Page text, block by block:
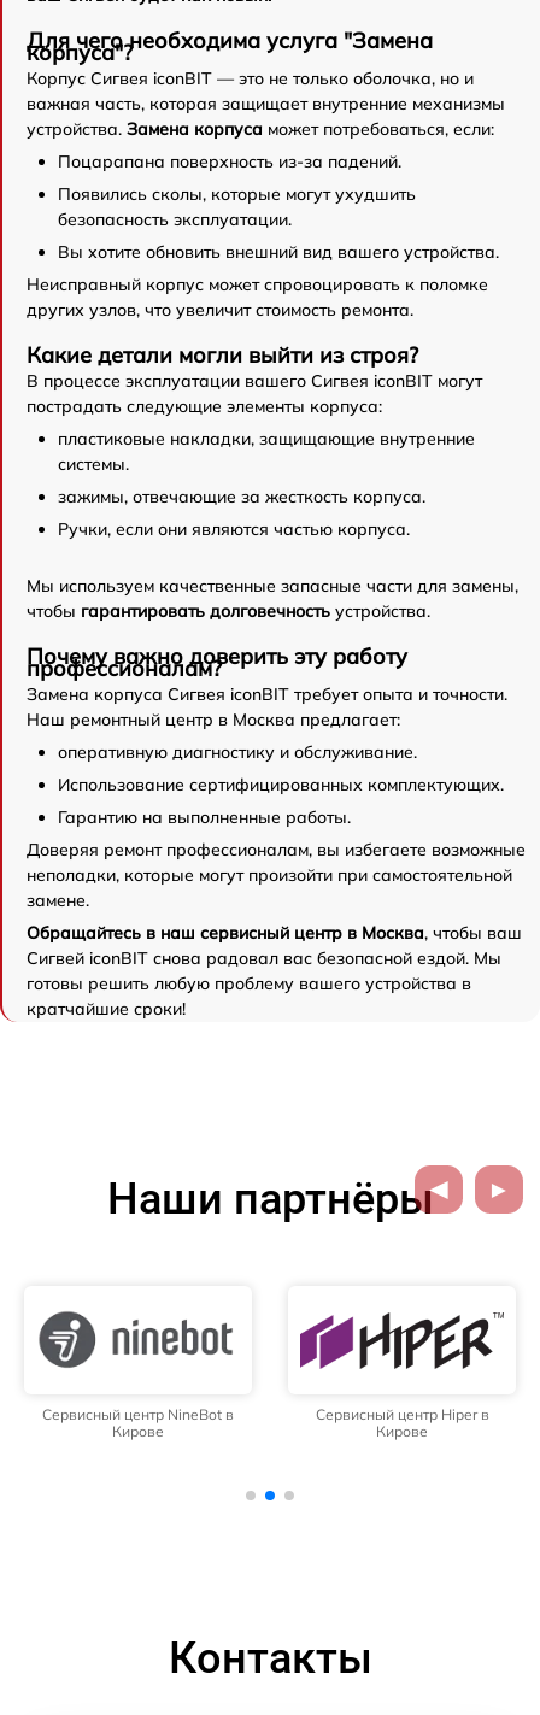
Для чего необходима услуга "Замена
корпуса"?
Корпус Сигвея iconBIT — это не только оболочка, но и
важная часть, которая защищает внутренние механизмы
устройства. Замена корпуса может потребоваться, если:
Поцарапана поверхность из-за падений.
Появились сколы, которые могут ухудшить
безопасность эксплуатации.
Вы хотите обновить внешний вид вашего устройства.
Неисправный корпус может спровоцировать к поломке
других узлов, что увеличит стоимость ремонта.
Какие детали могли выйти из строя?
В процессе эксплуатации вашего Сигвея iconBIT могут
пострадать следующие элементы корпуса:
пластиковые накладки, защищающие внутренние
системы.
зажимы, отвечающие за жесткость корпуса.
Ручки, если они являются частью корпуса.
Мы используем качественные запасные части для замены,
чтобы гарантировать долговечность устройства.
Почему важно доверить эту работу
профессионалам?
Замена корпуса Сигвея iconBIT требует опыта и точности.
Наш ремонтный центр в Москва предлагает:
оперативную диагностику и обслуживание.
Использование сертифицированных комплектующих.
Гарантию на выполненные работы.
Доверяя ремонт профессионалам, вы избегаете возможные
неполадки, которые могут произойти при самостоятельной
замене.
Обращайтесь в наш сервисный центр в Москва, чтобы ваш
Сигвей iconBIT снова радовал вас безопасной ездой. Мы
готовы решить любую проблему вашего устройства в
кратчайшие сроки!
Наши партнёры
Сервисный центр NineBot в
Кирове
Сервисный центр Hiper в
Кирове
Контакты